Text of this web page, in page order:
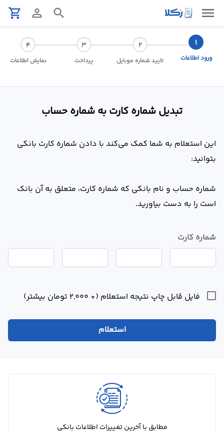
menu
search
person_outline
shopping_cart
نمونه
قرارداد
تلفنی
محاسبه
درباره
با
ورود اطلاعات تایید شماره موبایل پرداخت نمایش اطلاعات
تبدیل شماره کارت به شماره حساب
این استعلام به شما کمک می‌کند با دادن شماره کارت بانکی
بتوانید:
شماره حساب و نام بانکی که شماره کارت، متعلق به آن بانک
است را به دست بیاورید.
شماره کارت
فایل قابل چاپ نتیجه استعلام (+ 2,000 تومان بیشتر)
استعلام
مطابق با آخرین تغییرات اطلاعات بانکی